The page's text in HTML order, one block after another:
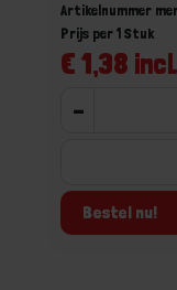
Artikelnummer
€ 1,38 incl.
Prijs per 1 Stuk
-
Bestel nu!